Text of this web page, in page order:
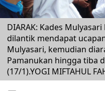
DIARAK: Kades
dilantik mendapat
Mulyasari, kemudian
Pamanukan hingga tiba
(17/1).YOGI MIFTAHUL